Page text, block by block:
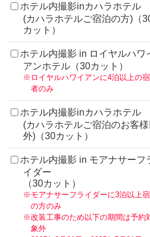
ホテル内撮影inカハラホテル
(カハラホテルご宿泊の方)（
カット）
ホテル内撮影 in ロイヤルハワ
アンホテル（30カット）
※ロイヤルハワイアンに4泊以上の
者のみ
ホテル内撮影inカハラホテル
(カハラホテルご宿泊のお客様
外)（30カット）
ホテル内撮影 in モアナサーフ
イダー
（30カット）
※モアナサーフライダーに3泊以上
の方のみ
※改装工事のため以下の期間は予約
象外